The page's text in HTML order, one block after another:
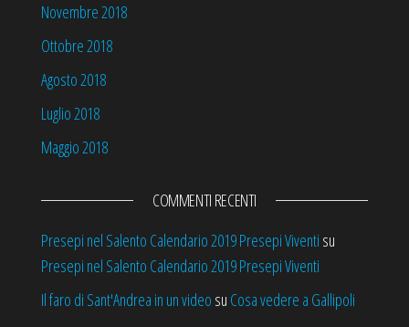
Novembre 2018
Ottobre 2018
Agosto 2018
Luglio 2018
Maggio 2018
COMMENTI RECENTI
Presepi nel Salento Calendario 2019 Presepi Viventi su
Presepi nel Salento Calendario 2019 Presepi Viventi
Il faro di Sant'Andrea in un video su Cosa vedere a Gallipoli